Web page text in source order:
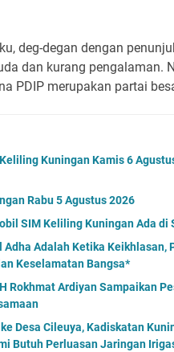
deg-degan dengan
dan kurang pengalaman.
PDIP merupakan partai
Kuningan Kamis 6
Rabu 5 Agustus 2026
SIM Keliling Kuningan Ada di
Adha Adalah Ketika Keikhlasan,
Keselamatan Bangsa*
Rokhmat Ardiyan Sampaikan
Desa Cileuya, Kadiskatan
Butuh Perluasan Jaringan